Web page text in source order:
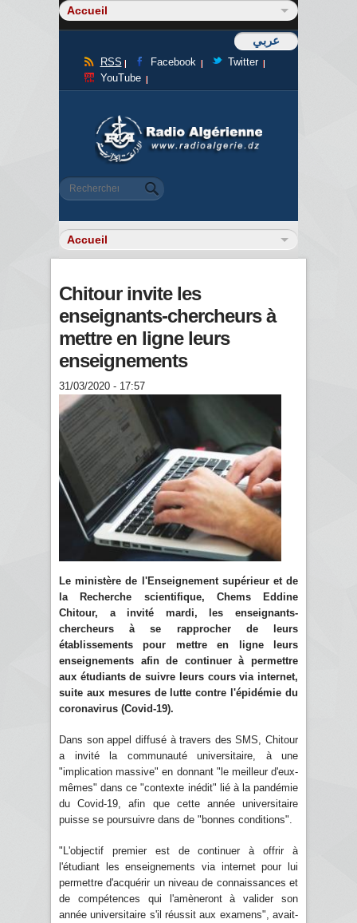
عربي
RSS Facebook
Twitter
YouTube
Formulaire de recherche
Rechercher
Chitour invite les
enseignants-chercheurs à
mettre en ligne leurs
enseignements
31/03/2020 - 17:57
Le ministère de l'Enseignement supérieur et de
la Recherche scientifique, Chems Eddine
Chitour, a invité mardi, les enseignants-
chercheurs à se rapprocher de leurs
établissements pour mettre en ligne leurs
enseignements afin de continuer à permettre
aux étudiants de suivre leurs cours via internet,
suite aux mesures de lutte contre l'épidémie du
coronavirus (Covid-19).
Dans son appel diffusé à travers des SMS, Chitour
a invité la communauté universitaire, à une
"implication massive" en donnant "le meilleur d'eux-
mêmes" dans ce "contexte inédit" lié à la pandémie
du Covid-19, afin que cette année universitaire
puisse se poursuivre dans de "bonnes conditions".
"L'objectif premier est de continuer à offrir à
l'étudiant les enseignements via internet pour lui
permettre d'acquérir un niveau de connaissances et
de compétences qui l'amèneront à valider son
année universitaire s'il réussit aux examens", avait-